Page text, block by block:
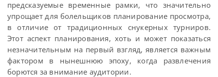
предсказуемые временные рамки, что значительно
упрощает для болельщиков планирование просмотра,
в отличие от традиционных снукерных турниров.
Этот аспект планирования, хоть и может показаться
незначительным на первый взгляд, является важным
фактором в нынешнюю эпоху, когда развлечения
борются за внимание аудитории.